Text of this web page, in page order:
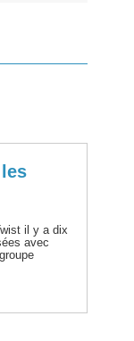
il y a dix
avec